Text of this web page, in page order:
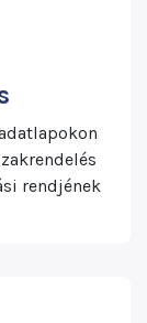
rendjének